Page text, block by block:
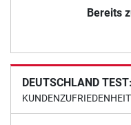
Bereits
DEUTSCHLAND